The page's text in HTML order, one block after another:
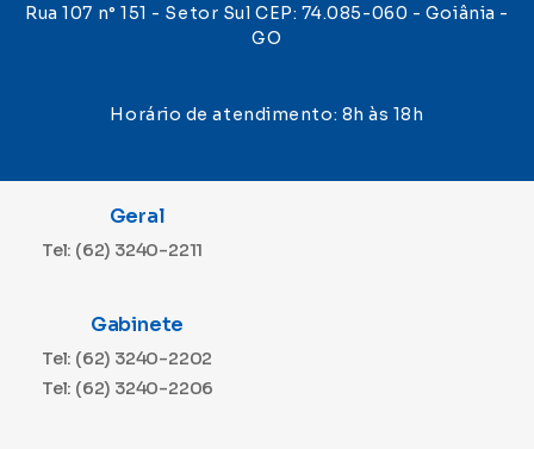
Rua 107 n° 151 - Setor Sul CEP: 74.085-060 - Goiânia -
GO
Horário de atendimento: 8h às 18h
Geral
Tel: (62) 3240-2211
Gabinete
Tel: (62) 3240-2202
Tel: (62) 3240-2206